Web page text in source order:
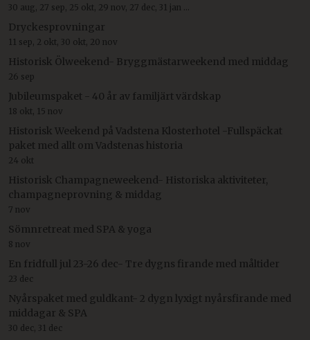
30 aug, 27 sep, 25 okt, 29 nov, 27 dec, 31 jan ...
Dryckesprovningar
11 sep, 2 okt, 30 okt, 20 nov
Historisk Ölweekend- Bryggmästarweekend med middag
26 sep
Jubileumspaket - 40 år av familjärt värdskap
18 okt, 15 nov
Historisk Weekend på Vadstena Klosterhotel -Fullspäckat
paket med allt om Vadstenas historia
24 okt
Historisk Champagneweekend- Historiska aktiviteter,
champagneprovning & middag
7 nov
Sömnretreat med SPA & yoga
8 nov
En fridfull jul 23-26 dec- Tre dygns firande med måltider
23 dec
Nyårspaket med guldkant- 2 dygn lyxigt nyårsfirande med
middagar & SPA
30 dec, 31 dec